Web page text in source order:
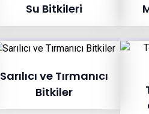
Su Bitkileri
Sarılıcı ve Tırmanıcı
Bitkiler